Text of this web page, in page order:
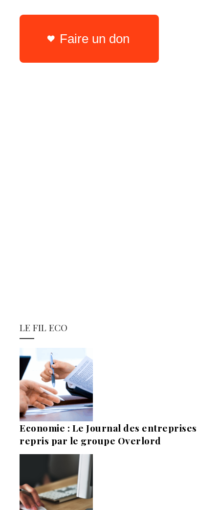
Faire un don
LE FIL ECO
Economie : Le Journal des entreprises
repris par le groupe Overlord